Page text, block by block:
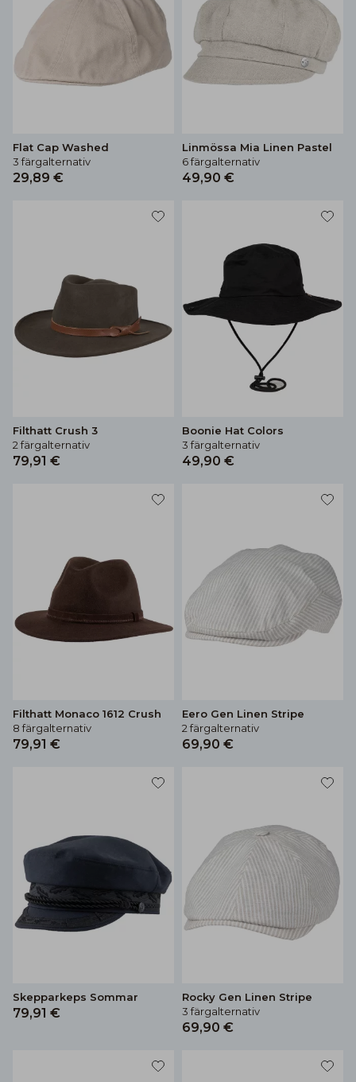
Flat Cap Washed
3 färgalternativ
29,89 €
Linmössa Mia Linen Pastel
6 färgalternativ
49,90 €
Filthatt Crush 3
2 färgalternativ
79,91 €
Boonie Hat Colors
3 färgalternativ
49,90 €
Filthatt Monaco 1612 Crush
8 färgalternativ
79,91 €
Eero Gen Linen Stripe
2 färgalternativ
69,90 €
Skepparkeps Sommar
79,91 €
Rocky Gen Linen Stripe
3 färgalternativ
69,90 €